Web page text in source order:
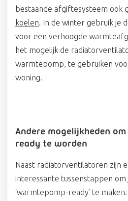
bestaande afgiftesysteem ook
koelen. In de winter gebruik je
voor een verhoogde
het mogelijk de
warmtepomp, te gebruiken
woning.
Andere mogelijkheden
ready te worden
Naast radiatorventilatoren zijn
interessante tussenstappen om
‘warmtepomp-ready’ te